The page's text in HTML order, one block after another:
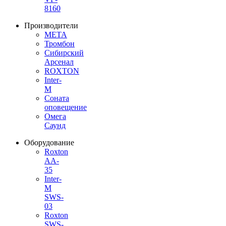
8160
Производители
МЕТА
Тромбон
Сибирский
Арсенал
ROXTON
Inter-
M
Соната
оповещение
Омега
Саунд
Оборудование
Roxton
AA-
35
Inter-
M
SWS-
03
Roxton
SWS-